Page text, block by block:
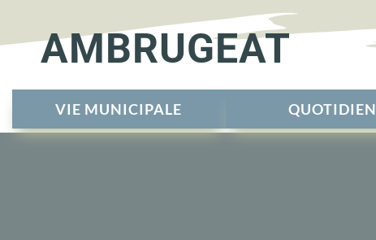
AMBRUGEAT
VIE MUNICIPALE QUOTIDIEN